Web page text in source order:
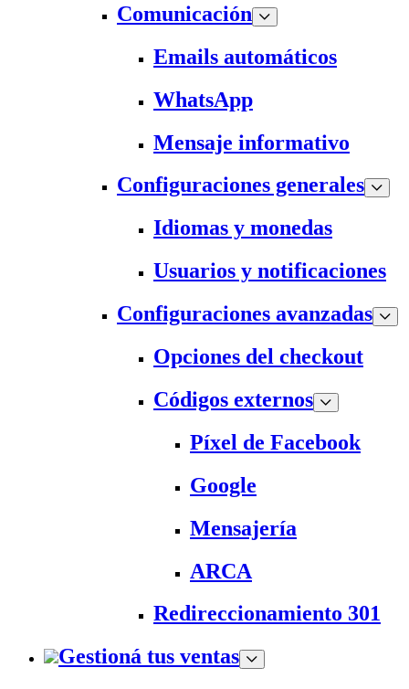
Comunicación
Emails automáticos
WhatsApp
Mensaje informativo
Configuraciones generales
Idiomas y monedas
Usuarios y notificaciones
Configuraciones avanzadas
Opciones del checkout
Códigos externos
Píxel de Facebook
Google
Mensajería
ARCA
Redireccionamiento 301
Gestioná tus ventas